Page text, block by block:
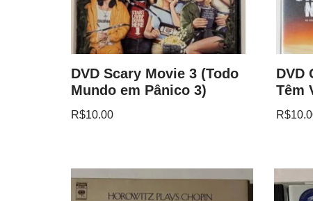
DVD Scary Movie 3 (Todo
Mundo em Pânico 3)
R$10.00
DVD
Têm
R$